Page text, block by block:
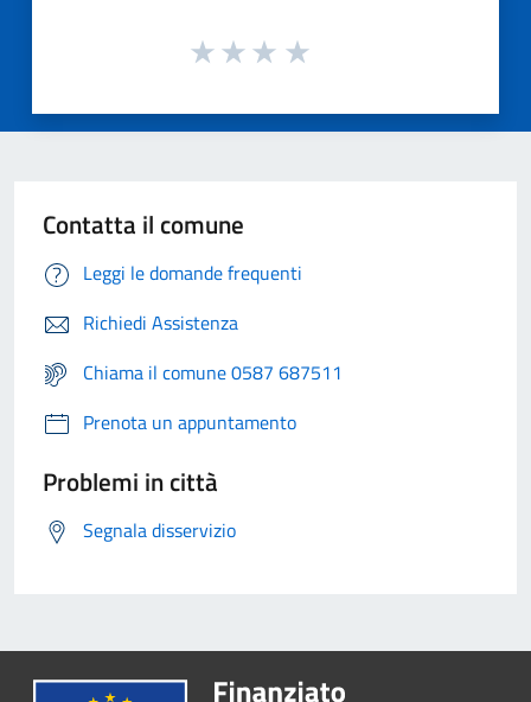
Contatta il comune
Leggi le domande frequenti
Richiedi Assistenza
Chiama il comune 0587 687511
Prenota un appuntamento
Problemi in città
Segnala disservizio